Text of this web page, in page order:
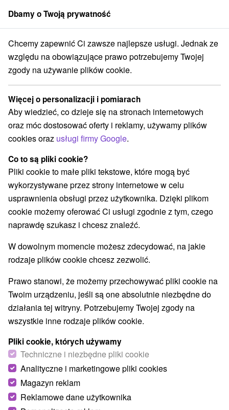
członek grupySorger
Specjalne oferty na Słowacji Wellness pobyty Biele Karpaty
TOP - bestsellery wellness pobyty
Biele Karpaty
Kategorie
Wszystkie kategorie
Pobyty z rabatem
Wellness pobyty(21)
Romantyczne wypady(2) Pobyty dla seniorów(7)
Wakacje rodzinne(3)
Wybierz lokalizację lub datę
Najlepiej sprzedające
Wsie i miasta
dla dwojga Trenčianske Teplice(8) Nimnica(1)
TOP - BESTSELLERY NAJTAŃSZE
Dbamy o Twoją prywatność
Chcemy zapewnić Ci zawsze najlepsze usługi. Jednak ze
względu na obowiązujące prawo potrzebujemy Twojej
zgody na używanie plików cookie.
Więcej o personalizacji i pomiarach
Aby wiedzieć, co dzieje się na stronach internetowych
oraz móc dostosować oferty i reklamy, używamy plików
cookies oraz usługi firmy Google.
Co to są pliki cookie?
Pliki cookie to małe pliki tekstowe, które mogą być
wykorzystywane przez strony internetowe w celu
usprawnienia obsługi przez użytkownika. Dzięki plikom
cookie możemy oferować Ci usługi zgodnie z tym, czego
naprawdę szukasz i chcesz znaleźć.
W dowolnym momencie możesz zdecydować, na jakie
rodzaje plików cookie chcesz zezwolić.
Prawo stanowi, że możemy przechowywać pliki cookie na
Twoim urządzeniu, jeśli są one absolutnie niezbędne do
działania tej witryny. Potrzebujemy Twojej zgody na
wszystkie inne rodzaje plików cookie.
Pliki cookie, których używamy
Techniczne i niezbędne pliki cookie
Analityczne i marketingowe pliki cookies
Magazyn reklam
Reklamowe dane użytkownika